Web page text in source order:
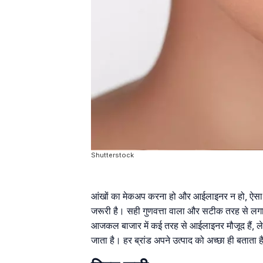
Shutterstock
आंखों का मेकअप करना हो और आईलाइनर न हो,
जरूरी है। सही गुणवत्ता वाला और सटीक तरह से
आजकल बाजार में कई तरह से आईलाइनर मौजूद हैं,
जाता है। हर ब्रांड अपने उत्पाद को अच्छा ही